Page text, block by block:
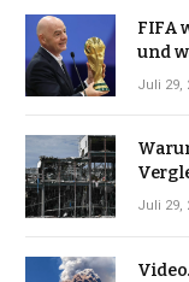
FIFA
und
Juli 29,
Juli 29,